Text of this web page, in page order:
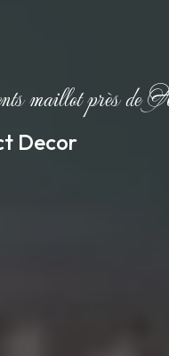
maillot près de
Decor